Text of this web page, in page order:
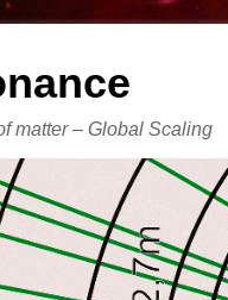
matter – Global Scaling